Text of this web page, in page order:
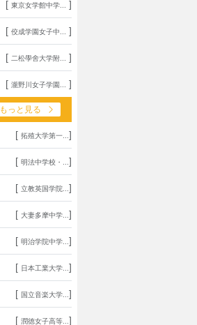
[ 東京女学館中学... ]
[ 佼成学園女子中... ]
[ 二松學舍大学附... ]
[ 瀧野川女子学園... ]
もっと見る
[ 拓殖大学第一... ]
[ 明法中学校・... ]
[ 立教英国学院... ]
[ 大妻多摩中学... ]
[ 明治学院中学... ]
[ 日本工業大学... ]
[ 国立音楽大学... ]
[ 潤徳女子高等... ]